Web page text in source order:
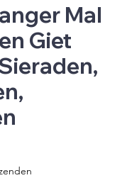
Mal
Giet